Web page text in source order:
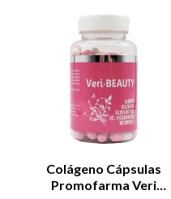
Colágeno Cápsulas
Promofarma Veri